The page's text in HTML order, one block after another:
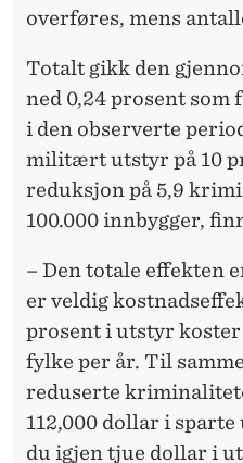
overføres, mens
Totalt gikk den
ned 0,24 prosent som
i den observerte
militært utstyr på 10
reduksjon på 5,9
100.000 innbygger,
– Den totale effekten
er veldig
prosent i utstyr
fylke per år. Til
reduserte
112,000 dollar i
du igjen tjue dollar i